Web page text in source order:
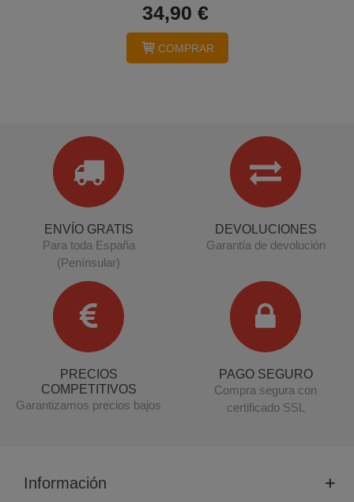
34,90 €
COMPRAR
ENVÍO GRATIS
Para toda España
(Penínsular)
DEVOLUCIONES
Garantía de devolución
PRECIOS
COMPETITIVOS
Garantizamos precios bajos
PAGO SEGURO
Compra segura con
certificado SSL
Información